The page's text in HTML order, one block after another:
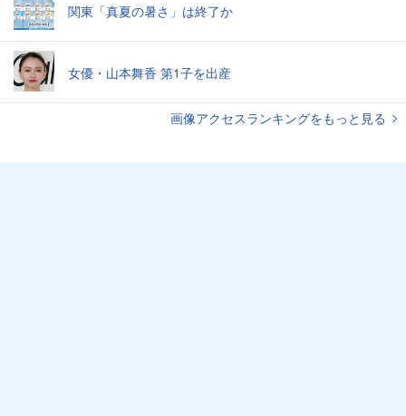
関東「真夏の暑さ」は終了か
女優・山本舞香 第1子を出産
画像アクセスランキングをもっと見る